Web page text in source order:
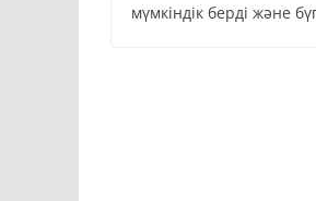
мүмкіндік берді және